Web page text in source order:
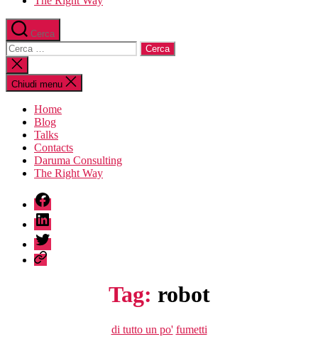
Cerca
Cerca:
Chiudi
la
ricerca
Chiudi menu
Home
Blog
Talks
Contacts
Daruma Consulting
The Right Way
fb
linkedin
twitter
sessionize
Tag: robot
Categorie
di tutto un po' fumetti